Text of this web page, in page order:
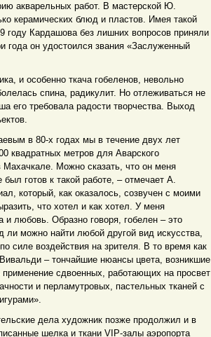
акварельных работ. В мастерской Ю.
керамических блюд и пластов. Имея такой
году Кардашова без лишних вопросов приняли
он удостоился звания «Заслуженный
и особенно ткача гобеленов, невольно
спина, радикулит. Но отлеживаться не
его требовала радости творчества. Выход
в 80-х годах мы в течение двух лет
квадратных метров для Аварского
Махачкале. Можно сказать, что он меня
готов к такой работе, – отмечает А.
который, как оказалось, созвучен с моими
что хотел и как хотел. У меня
и любовь. Образно говоря, гобелен – это
можно найти любой другой вид искусства,
силе воздействия на зрителя. В то время как
– тончайшие нюансы цвета, возникшие
сдвоенных, работающих на просвет
и перламутровых, пастельных тканей с
дела художник позже продолжил и в
шелка и ткани VIP-залы аэропорта